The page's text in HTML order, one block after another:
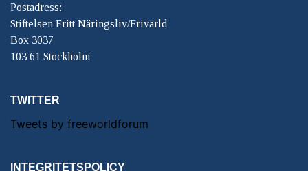
Postadress:
Stiftelsen Fritt Näringsliv/Frivärld
Box 3037
103 61 Stockholm
TWITTER
Tweets by freeworldforum
INTEGRITETSPOLICY